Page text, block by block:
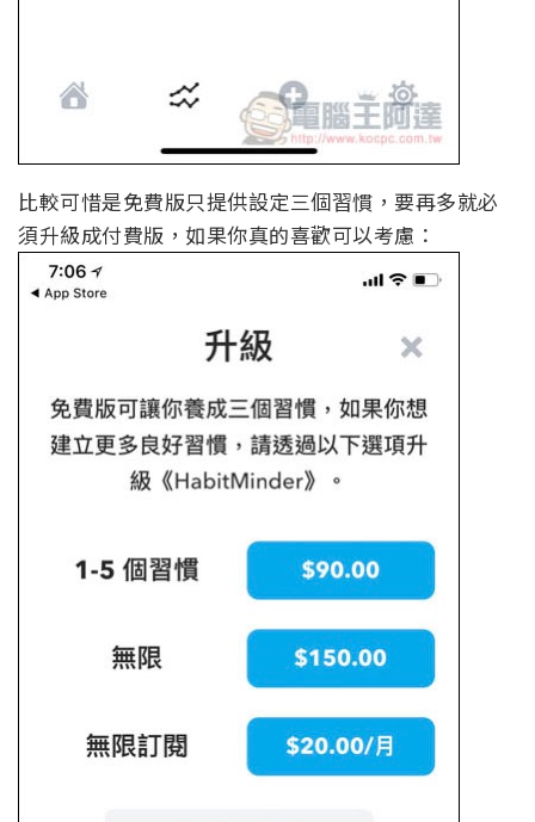
比較可惜是免費版只提供設定三個習慣，要再多就必
須升級成付費版，如果你真的喜歡可以考慮：